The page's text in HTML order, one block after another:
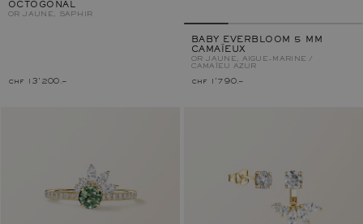
OCTOGONAL
OR JAUNE, SAPHIR
chf 13'200.–
BABY EVERBLOOM 5 MM
CAMAÏEUX
OR JAUNE, AIGUE-MARINE /
CAMAÏEU AZUR
chf 1'790.–